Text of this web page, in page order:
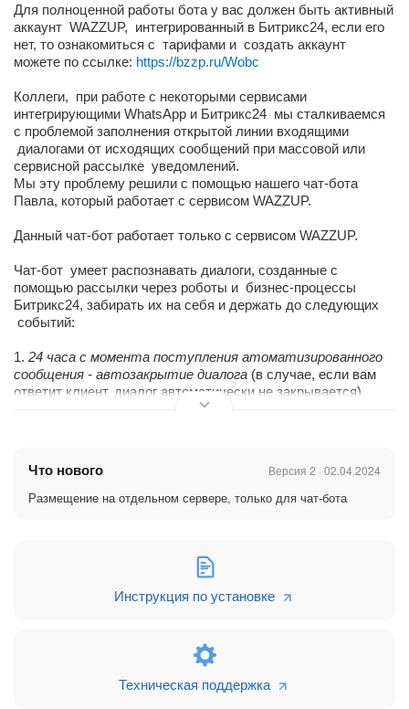
Для полноценной работы бота у вас должен быть активный
аккаунт WAZZUP, интегрированный в Битрикс24, если его
нет, то ознакомиться с тарифами и создать аккаунт
можете по ссылке: https://bzzp.ru/Wobc
Коллеги, при работе с некоторыми сервисами
интегрирующими WhatsApp и Битрикс24 мы сталкиваемся
с проблемой заполнения открытой линии входящими
диалогами от исходящих сообщений при массовой или
сервисной рассылке уведомлений.
Мы эту проблему решили с помощью нашего чат-бота
Павла, который работает с сервисом WAZZUP.
Данный чат-бот работает только с сервисом WAZZUP.
Чат-бот умеет распознавать диалоги, созданные с
помощью рассылки через роботы и бизнес-процессы
Битрикс24, забирать их на себя и держать до следующих
событий:
1. 24 часа с момента поступления атоматизированного
сообщения - автозакрытие диалога (в случае, если вам
ответит клиент, диалог автоматически не закрывается)
процесса для
, привязанного к диалогу
(шаблоны ставятся вместе с установкой чат-бота, при их
При запуске Бизнес-процесса, в него передается текст
сообщения пользователя, что дает возможность
использовать Бизнес-процессы Битрикс24 в качестве
Что нового Версия 2 · 02.04.2024
Размещение на отдельном сервере, только для чат-бота
Инструкция по установке
Техническая поддержка